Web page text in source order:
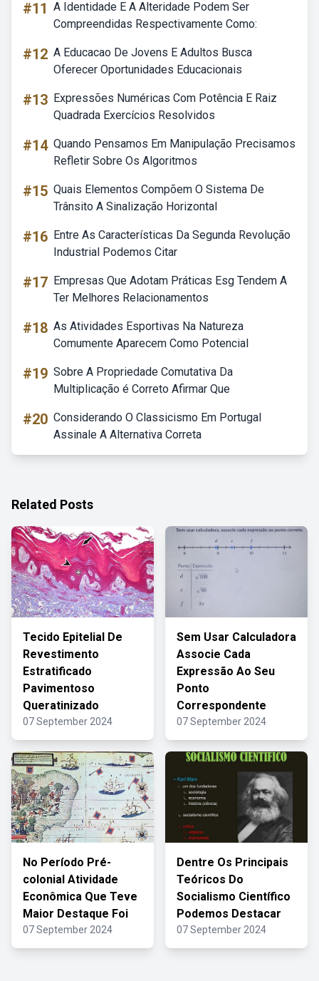
#11 A Identidade E A Alteridade Podem Ser
Compreendidas Respectivamente Como:
#12 A Educacao De Jovens E Adultos Busca
Oferecer Oportunidades Educacionais
#13 Expressões Numéricas Com Potência E Raiz
Quadrada Exercícios Resolvidos
#14 Quando Pensamos Em Manipulação Precisamos
Refletir Sobre Os Algoritmos
#15 Quais Elementos Compõem O Sistema De
Trânsito A Sinalização Horizontal
#16 Entre As Características Da Segunda Revolução
Industrial Podemos Citar
#17 Empresas Que Adotam Práticas Esg Tendem A
Ter Melhores Relacionamentos
#18 As Atividades Esportivas Na Natureza
Comumente Aparecem Como Potencial
#19 Sobre A Propriedade Comutativa Da
Multiplicação é Correto Afirmar Que
#20 Considerando O Classicismo Em Portugal
Assinale A Alternativa Correta
Related Posts
Tecido Epitelial De
Revestimento
Estratificado
Pavimentoso
Queratinizado
07 September 2024
Sem Usar Calculadora
Associe Cada
Expressão Ao Seu
Ponto
Correspondente
07 September 2024
No Período Pré-
colonial Atividade
Econômica Que Teve
Maior Destaque Foi
07 September 2024
Dentre Os Principais
Teóricos Do
Socialismo Científico
Podemos Destacar
07 September 2024